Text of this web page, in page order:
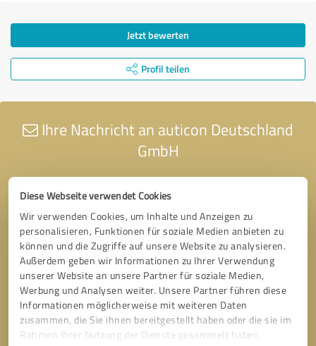
Diese Webseite verwendet Cookies
Wir verwenden Cookies, um Inhalte und Anzeigen zu
personalisieren, Funktionen für soziale Medien anbieten zu
können und die Zugriffe auf unsere Website zu analysieren.
Außerdem geben wir Informationen zu Ihrer Verwendung
unserer Website an unsere Partner für soziale Medien,
Werbung und Analysen weiter. Unsere Partner führen diese
Informationen möglicherweise mit weiteren Daten
zusammen, die Sie ihnen bereitgestellt haben oder die sie im
Rahmen Ihrer Nutzung der Dienste gesammelt haben.
Jetzt bewerten
Profil teilen
Ihre Nachricht an auticon Deutschland
GmbH